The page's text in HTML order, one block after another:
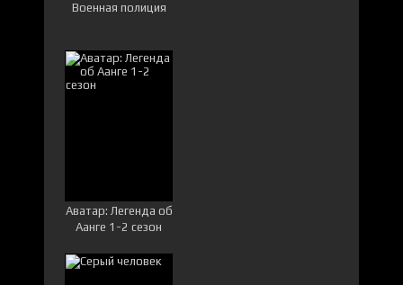
Военная полиция
Аватар: Легенда об
Аанге 1-2 сезон